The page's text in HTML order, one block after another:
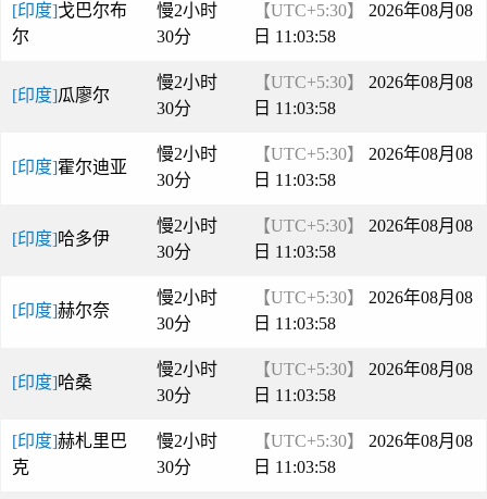
[印度]戈巴尔布
尔
慢2小时
30分
【UTC+5:30】
2026年08月08
日 11:03:58
[印度]瓜廖尔
慢2小时
30分
【UTC+5:30】
2026年08月08
日 11:03:58
[印度]霍尔迪亚
慢2小时
30分
【UTC+5:30】
2026年08月08
日 11:03:58
[印度]哈多伊
慢2小时
30分
【UTC+5:30】
2026年08月08
日 11:03:58
[印度]赫尔奈
慢2小时
30分
【UTC+5:30】
2026年08月08
日 11:03:58
[印度]哈桑
慢2小时
30分
【UTC+5:30】
2026年08月08
日 11:03:58
[印度]赫札里巴
克
慢2小时
30分
【UTC+5:30】
2026年08月08
日 11:03:58